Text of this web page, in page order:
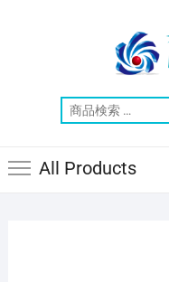
All Products